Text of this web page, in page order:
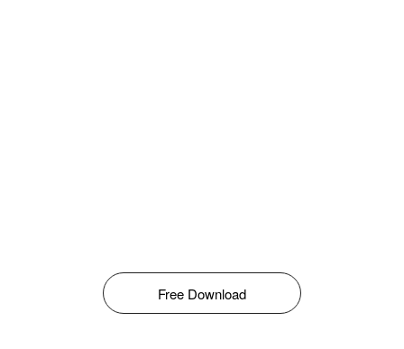
Free Download